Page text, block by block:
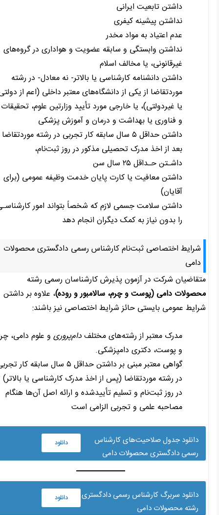
داشتن تابعیت ایرانی
نداشتن پیشینه کیفری
عدم اعتیاد به مواد مخدر
نداشتن وابستگی و سابقه عضویت و هواداری در گروه‌های
غیرقانونی، یا مخالف اسلام
داشتن دانشنامه کارشناسی یا بالاتر- نه معادل- در رشته
موردتقاضا از یکی از دانشگاه‌های معتبر داخلی (اعم از دولتی
یا غیردولتی)، یا خارجی مورد تأیید وزارتین علوم، تحقیقات
و فناوری یا بهداشت و درمان و آموزش پزشکی
داشتن حداقل ۵ سال سابقه کار تجربی در رشته موردتقاضا
بعد از اخذ مدرک تحصیلی مذکور در روز ثبت‌نام،
داشـتن حـداقل ۲۵ سال سن
داشتن معافیت یا کارت پایان خدمت وظیفه عمومی (برای
آقایان)
داشتن سلامت جسمی لازم که شخصاً بتواند امور کارشناسـی
را بدون نیاز به کمک دیگران انجام دهد
شرایط اختصاصی ثبت‌نام کارشناس رسمی دادگستری محصولات
دامی
متقاضیان شرکت در آزمون پذیرش کارشناسان رسمی رشته
محصولات دامی (پوست و چرم، سالامبور و روده)، علاوه بر داشتن
شرایط عمومی بایستی حائز شرایط اختصاصی نیز باشند:
مدرک معتبر از رشته‌های مختلفدام‌پروریو علوم دامی، چرم
و پوست، دکتری دامپزشکی.
گواهی معتبر مبنی بر داشتن حداقل ۵ سال سابقه کار تجربی
در رشته موردتقاضا (پس از اخذ مدرک کارشناسی یا بالاتر)
در روز ثبت‌نام و تسلیم تأییدشده و ارائه اصل آن‌ها هنگام
مصاحبه علمی و تجربی الزامی است
دانلود جدول صلاحیت‌های کارشناس
رسمی دادگستری محصولات دامی
دانلود
دانلود سربرگ کارشناس رسمی دادگستری
رشته محصولات دامی
دانلود